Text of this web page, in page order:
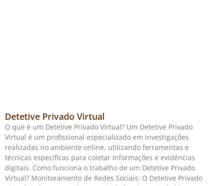
Detetive Privado Virtual
O que é um Detetive Privado Virtual? Um Detetive Privado
Virtual é um profissional especializado em investigações
realizadas no ambiente online, utilizando ferramentas e
técnicas específicas para coletar informações e evidências
digitais. Como funciona o trabalho de um Detetive Privado
Virtual? Monitoramento de Redes Sociais: O Detetive Privado